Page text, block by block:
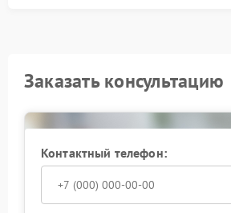
Заказать консультацию
Контактный телефон: